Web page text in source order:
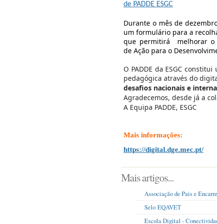
de PADDE ESGC
Durante o mês de
um formulário para a
que permitirá melhorar o
de Ação para o D
O PADDE da ESGCconstitui
pedagógicaatravés do
desafios nacionais e
Agradecemos, desde já a
A Equipa PADDE, ESGC
Mais informações:
https://digital.dge.mec.pt/
Mais artigos...
Associação de Pais e
Selo EQAVET
Escola Digital -